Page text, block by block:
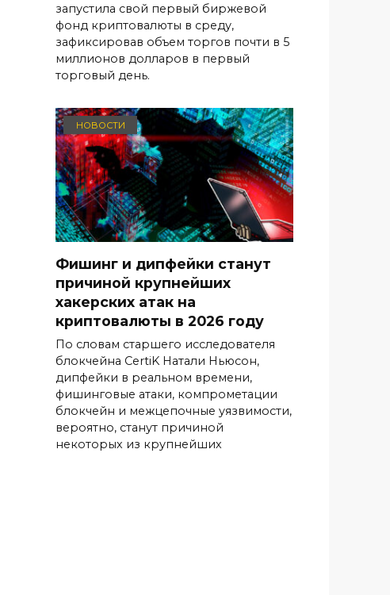
запустила свой первый биржевой
фонд криптовалюты в среду,
зафиксировав объем торгов почти в 5
миллионов долларов в первый
торговый день.
НОВОСТИ
Фишинг и дипфейки станут
причиной крупнейших
хакерских атак на
криптовалюты в 2026 году
По словам старшего исследователя
блокчейна CertiK Натали Ньюсон,
дипфейки в реальном времени,
фишинговые атаки, компрометации
блокчейн и межцепочные уязвимости,
вероятно, станут причиной
некоторых из крупнейших